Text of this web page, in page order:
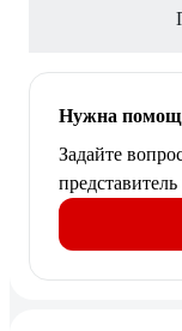
Нужна
Задайте